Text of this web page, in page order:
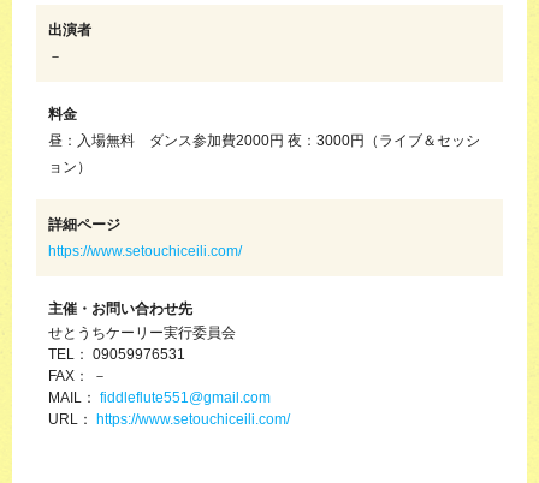
出演者
－
料金
昼：入場無料 ダンス参加費2000円 夜：3000円（ライブ＆セッシ
ョン）
詳細ページ
https://www.setouchiceili.com/
主催・お問い合わせ先
せとうちケーリー実行委員会
TEL： 09059976531
FAX： －
MAIL： fiddleflute551@gmail.com
URL： https://www.setouchiceili.com/